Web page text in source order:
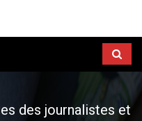
des journalistes et